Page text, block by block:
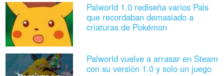
Palworld 1.0 rediseña varios Pals
que recordaban demasiado a
criaturas de Pokémon
Palworld vuelve a arrasar en Steam
con su versión 1.0 y solo un juego